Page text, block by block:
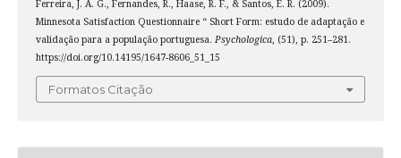
Ferreira, J. A. G., Fernandes, R., Haase, R. F., & Santos, E. R. (2009).
Minnesota Satisfaction Questionnaire “ Short Form: estudo de adaptação e
validação para a população portuguesa. Psychologica, (51), p. 251–281.
https://doi.org/10.14195/1647-8606_51_15
Formatos Citação